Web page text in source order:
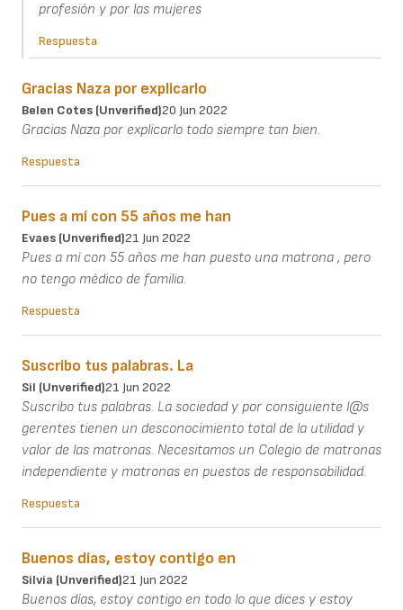
profesión y por las mujeres
Respuesta
Gracias Naza por explicarlo
Belen Cotes (unverified)20 Jun 2022
Gracias Naza por explicarlo todo siempre tan bien.
Respuesta
Pues a mí con 55 años me han
Evaes (unverified)21 Jun 2022
Pues a mí con 55 años me han puesto una matrona , pero
no tengo médico de familia.
Respuesta
Suscribo tus palabras. La
Sil (unverified)21 Jun 2022
Suscribo tus palabras. La sociedad y por consiguiente l@s
gerentes tienen un desconocimiento total de la utilidad y
valor de las matronas. Necesitamos un Colegio de matronas
independiente y matronas en puestos de responsabilidad.
Respuesta
Buenos días, estoy contigo en
Silvia (unverified)21 Jun 2022
Buenos días, estoy contigo en todo lo que dices y estoy